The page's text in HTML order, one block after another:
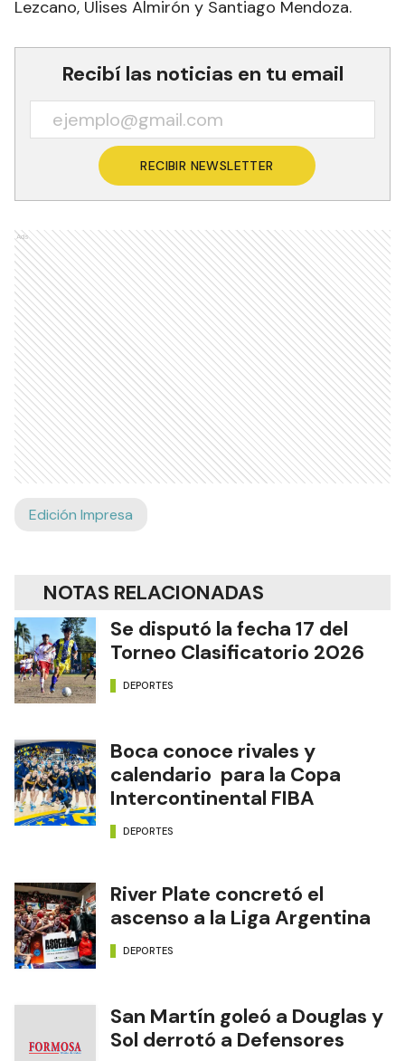
Lezcano, Ulises Almirón y Santiago Mendoza.
Recibí las noticias en tu email
RECIBIR NEWSLETTER
Ads
Edición Impresa
NOTAS RELACIONADAS
Se disputó la fecha 17 del
Torneo Clasificatorio 2026
DEPORTES
Boca conoce rivales y
calendario para la Copa
Intercontinental FIBA
DEPORTES
River Plate concretó el
ascenso a la Liga Argentina
DEPORTES
San Martín goleó a Douglas y
Sol derrotó a Defensores